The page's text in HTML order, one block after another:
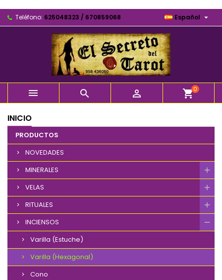
Teléfono: 625048323 / 670859068 Español 
   shopping_cart0
INICIO
PRODUCTOS
NOVEDADES
MINERALES
VELAS
RITUALES
INCIENSOS
Varilla (Estuche)
Varilla (Hexagonal)
Cono